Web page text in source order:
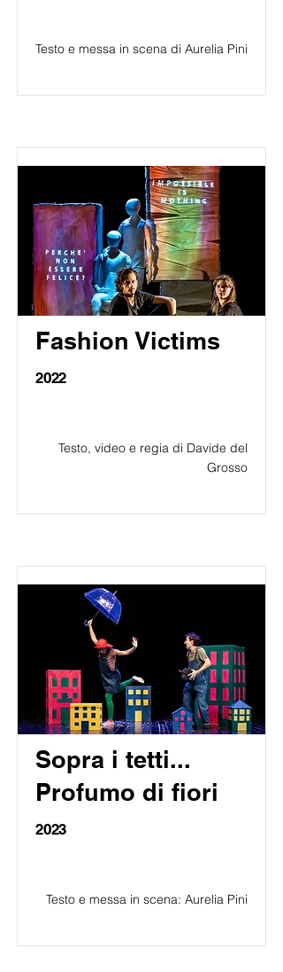
Testo e messa in scena di Aurelia Pini
Fashion Victims
2022
Testo, video e regia di Davide del
Grosso
Sopra i tetti...
Profumo di fiori
2023
Testo e messa in scena: Aurelia Pini